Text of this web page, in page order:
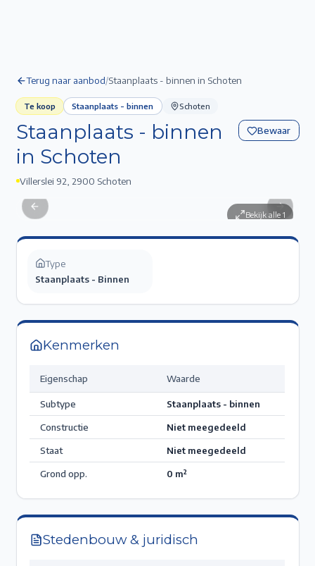
Terug naar aanbod/Staanplaats - binnen in Schoten
Te koop Staanplaats - binnen Schoten
Staanplaats - binnen
in Schoten
Bewaar
Villerslei 92 ,2900 Schoten
Previous slide Next
Bekijk alle 1
Type
Staanplaats - Binnen
Kenmerken
Eigenschap Waarde
Subtype
Staanplaats - binnen
Constructie
Niet meegedeeld
Staat
Niet meegedeeld
Grond opp.
0 m²
Stedenbouw & juridisch